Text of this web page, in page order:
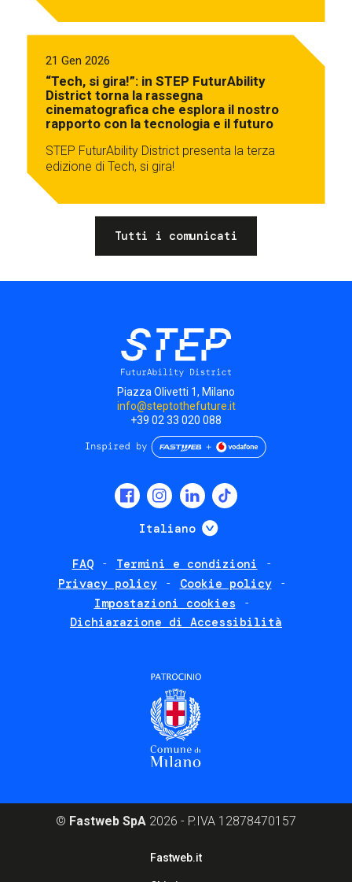
21 Gen 2026
“Tech, si gira!”: in STEP FuturAbility
District torna la rassegna
cinematografica che esplora il nostro
rapporto con la tecnologia e il futuro
STEP FuturAbility District presenta la terza
edizione di Tech, si gira!
Tutti i comunicati
Piazza Olivetti 1, Milano
info@steptothefuture.it
+39 02 33 020 088
Italiano Mostra ulteriori
FAQ
Termini e condizioni
Privacy policy
Cookie policy
Impostazioni cookies
Dichiarazione di Accessibilità
© Fastweb SpA 2026 - P.IVA 12878470157
Fastweb.it